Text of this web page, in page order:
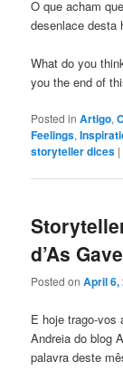
O que acham
desenlace desta
What do you
you the end of
Posted in Artigo,
Feelings,
storyteller dices |
d’As
Posted onApril 6,
E hoje trago-
Andreia do blog
palavra deste